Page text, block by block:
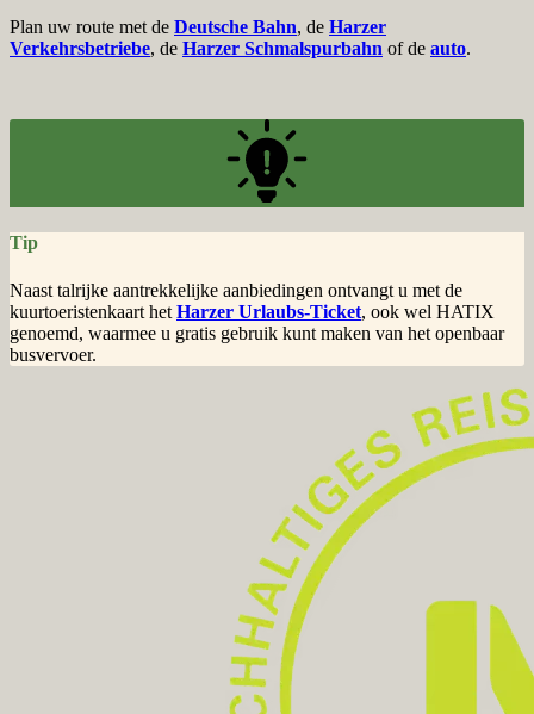
Plan uw route met de Deutsche Bahn, de Harzer
Verkehrsbetriebe, de Harzer Schmalspurbahn of de auto.
Tip
Naast talrijke aantrekkelijke aanbiedingen ontvangt u met de
kuurtoeristenkaart het Harzer Urlaubs-Ticket, ook wel HATIX
genoemd, waarmee u gratis gebruik kunt maken van het openbaar
busvervoer.